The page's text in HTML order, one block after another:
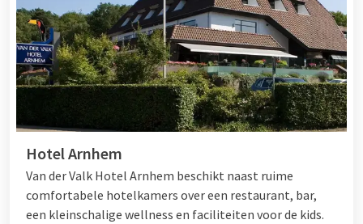
Hotel Arnhem
Van der Valk Hotel Arnhem beschikt naast ruime
comfortabele hotelkamers over een restaurant, bar,
een kleinschalige wellness en faciliteiten voor de kids.